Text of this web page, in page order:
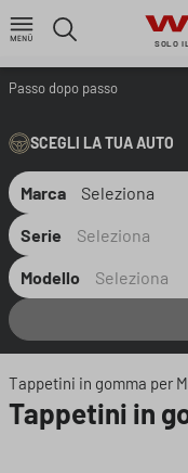
Passa al contenuto
SOLO
Passo dopo passo
SCEGLI LA TUA AUTO
Marca
Serie
Modello
Tappetini in gomma per
Tappetini in